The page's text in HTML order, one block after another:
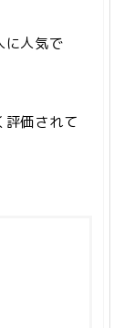
に人気で
評価されて